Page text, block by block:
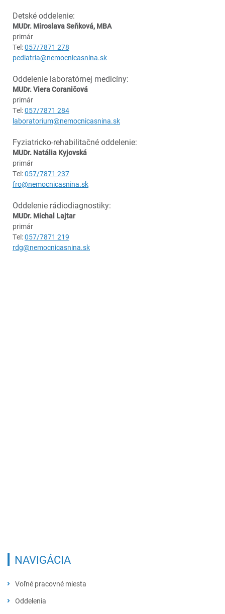
Detské oddelenie:
MUDr. Miroslava Seňková, MBA
primár
Tel:057/7871 278
pediatria@nemocnicasnina.sk
Oddelenie laboratórnej medicíny:
MUDr. Viera Coraničová
primár
Tel:057/7871 284
laboratorium@nemocnicasnina.sk
Fyziatricko-rehabilitačné oddelenie:
MUDr. Natália Kyjovská
primár
Tel:057/7871 237
fro@nemocnicasnina.sk
Oddelenie rádiodiagnostiky:
MUDr. Michal Lajtar
primár
Tel:057/7871 219
rdg@nemocnicasnina.sk
NAVIGÁCIA
Voľné pracovné miesta
Oddelenia